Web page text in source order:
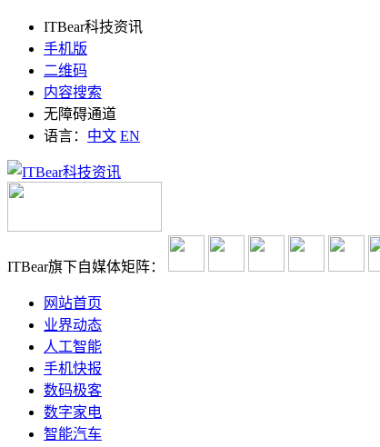
ITBear科技资讯
手机版
二维码
内容搜索
无障碍通道
语言： 中文 EN
ITBear旗下自媒体矩阵：
网站首页
业界动态
人工智能
手机快报
数码极客
数字家电
智能汽车